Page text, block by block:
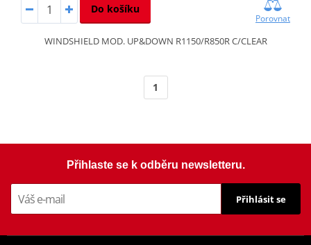
Do košíku
Porovnat
WINDSHIELD MOD. UP&DOWN R1150/R850R C/CLEAR
1
Přihlaste se k odběru newsletteru.
Přihlásit se